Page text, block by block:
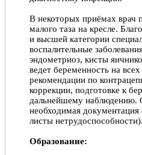
В некоторых приёмах врач
малого таза на кресле.
и высшей категории
воспалительные
эндометриоз, кисты
ведет беременность на
рекомендации по
коррекции, подготовке к
дальнейшему наблюдению.
необходимая документация
листы нетрудоспособности).
Образование: